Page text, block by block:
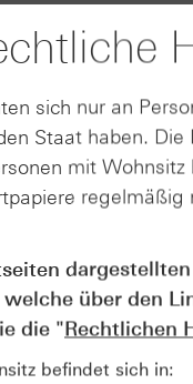
zu und lag
Geschäftsjahr
als erwartete
dem
Der vorläufige
durch einen
ca. 34,1 Mio. Euro
ca. 224,6 Mio.
520 Mio. Euro auf
Marge an.
sich nur an
Staat haben.
mit
über den
die "Rechtlichen
befindet sich in: